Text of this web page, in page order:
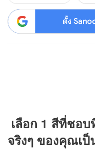
ตั้ง
เลือก 1 สีที่ชอ
จริงๆ ของคุณเ